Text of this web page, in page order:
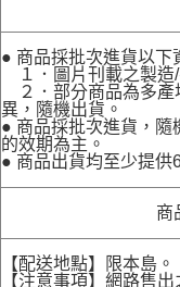
● 商品採批次進貨以下
１．圖片刊載之製造/
２．部分商品為多產
異，隨機出貨。
● 商品採批次進貨，隨
的效期為主。
● 商品出貨均至少提供
商
【配送地點】限本島。
【注意事項】網路售